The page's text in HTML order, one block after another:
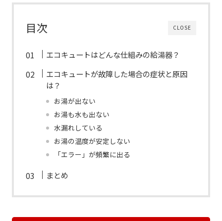
CLOSE
目次
エコキュートはどんな仕組みの給湯器？
エコキュートが故障した場合の症状と原因
は？
お湯が出ない
お湯も水も出ない
水漏れしている
お湯の温度が安定しない
「エラー」が頻繁に出る
まとめ